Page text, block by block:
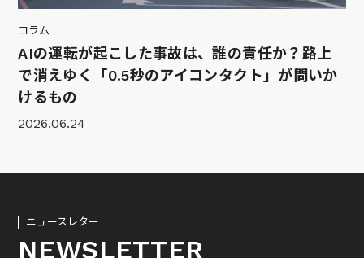
コラム
AIの運転が起こした事故は、誰の責任か？路上
で消えゆく「0.5秒のアイコンタクト」が問いか
けるもの
2026.06.24
ニュースレター
NEWSLETTER